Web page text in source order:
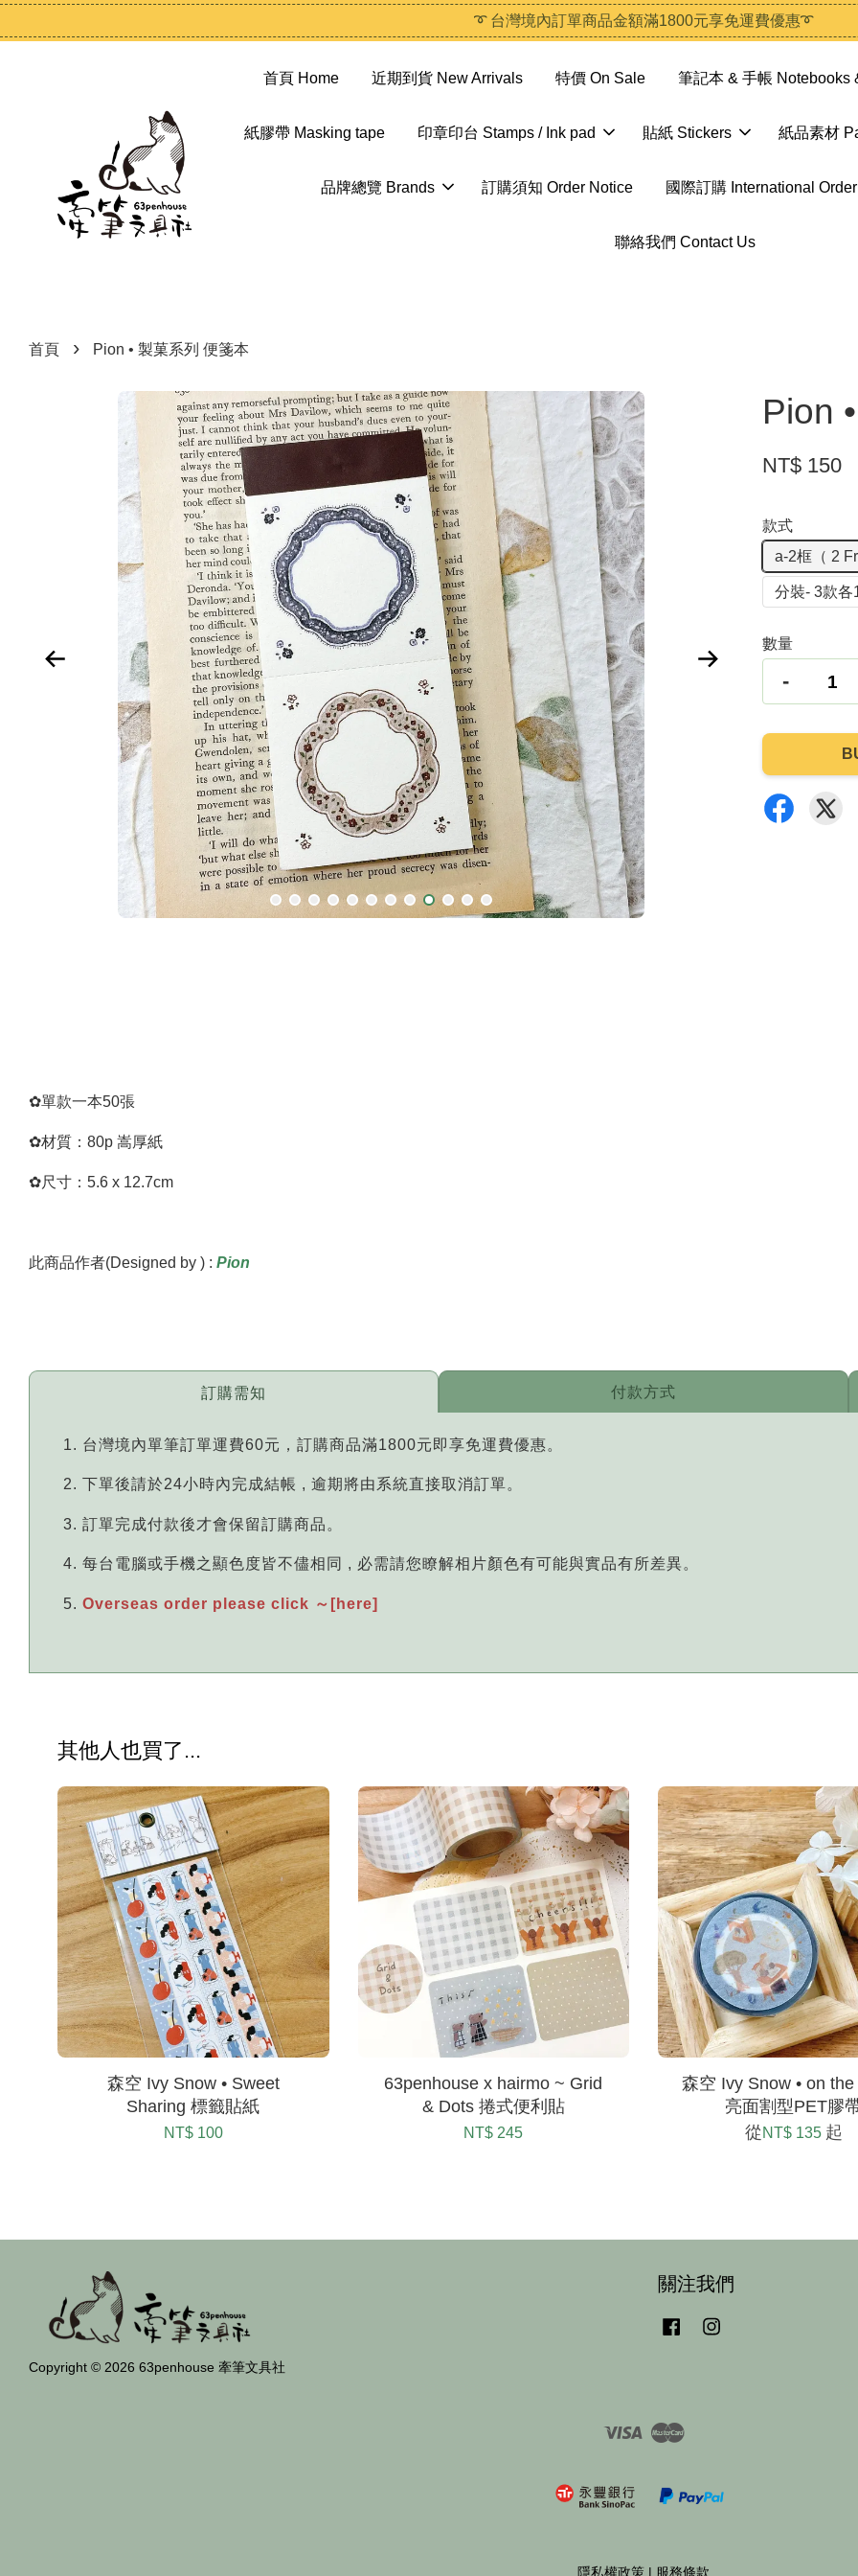
➰ 台灣境內訂單商品金額滿1800元享免運費優惠➰
首頁 Home 近期到貨 New Arrivals 特價 On Sale 筆記本 & 手帳 Notebooks
紙膠帶 Masking tape 印章印台 Stamps / Ink pad 貼紙 Stickers 紙品素材
品牌總覽 Brands 訂購須知 Order Notice 國際訂購 International Order
聯絡我們 Contact Us
首頁 › Pion • 製菓系列 便箋本
Pion
NT$ 150
款式
a-2框（ 2
分裝- 3款各
數量
-
✿單款一本50張
✿材質：80p 嵩厚紙
✿尺寸：5.6 x 12.7cm
此商品作者(Designed by ) : Pion
訂購需知
台灣境內單筆訂單運費60元，訂購商品滿1800元即享免運費優惠。
下單後請於24小時內完成結帳 , 逾期將由系統直接取消訂單。
訂單完成付款後才會保留訂購商品。
每台電腦或手機之顯色度皆不儘相同 , 必需請您瞭解相片顏色有可能與實品有所差異。
Overseas order please click ～[here]
付款方式
其他人也買了...
森空 Ivy Snow • Sweet
Sharing 標籤貼紙
NT$ 100
63penhouse x hairmo ~ Grid
& Dots 捲式便利貼
NT$ 245
森空 Ivy Snow • on
亮面割型PET膠
從NT$ 135 起
Copyright © 2026 63penhouse 牽筆文具社
關注我們
Facebook
Visa Master
隱私權政策 服務條款